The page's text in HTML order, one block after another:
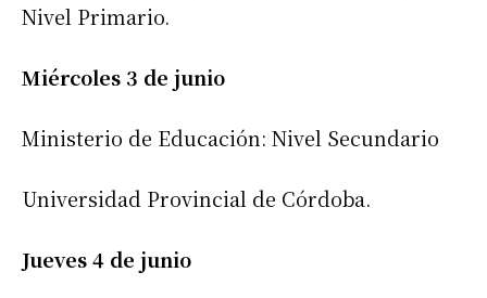
Nivel Primario.
Miércoles 3 de junio
Ministerio de Educación: Nivel Secundario
Universidad Provincial de Córdoba.
Jueves 4 de junio